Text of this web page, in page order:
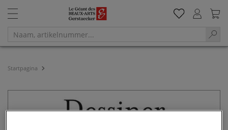
Startpagina